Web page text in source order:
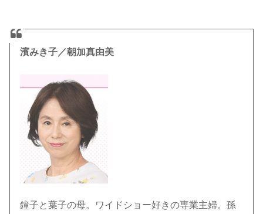
濱みき子／朝加真由美
鐘子と葉子の母。ワイドショー好きの専業主婦。孫